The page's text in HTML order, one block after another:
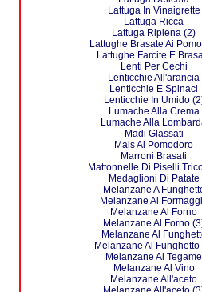
Lattuga In Vinaigrette
Lattuga Ricca
Lattuga Ripiena (2)
Lattughe Brasate Ai
Lattughe Farcite E
Lenti Per Cechi
Lenticchie All'arancia
Lenticchie E Spinaci
Lenticchie In Umido
Lumache Alla Crema
Lumache Alla
Madi Glassati
Mais Al Pomodoro
Marroni Brasati
Mattonnelle Di Piselli
Medaglioni Di Patate
Melanzane A
Melanzane Al
Melanzane Al Forno
Melanzane Al Forno
Melanzane Al
Melanzane Al Funghetto
Melanzane Al Tegame
Melanzane Al Vino
Melanzane All'aceto